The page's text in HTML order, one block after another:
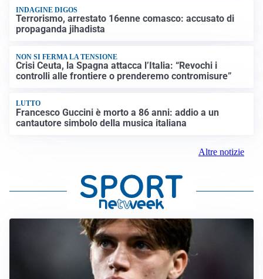
INDAGINE DIGOS
Terrorismo, arrestato 16enne comasco: accusato di
propaganda jihadista
NON SI FERMA LA TENSIONE
Crisi Ceuta, la Spagna attacca l’Italia: “Revochi i
controlli alle frontiere o prenderemo contromisure”
LUTTO
Francesco Guccini è morto a 86 anni: addio a un
cantautore simbolo della musica italiana
Altre notizie